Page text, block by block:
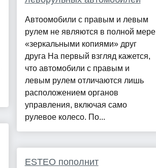
Автоомобили с правым и левым
рулем не являются в полной мере
«зеркальными копиями» друг
друга На первый взгляд кажется,
что автомобили с правым и
левым рулем отличаются лишь
расположением органов
управления, включая само
рулевое колесо. По...
ESTEO пополнит